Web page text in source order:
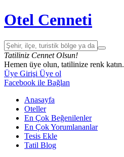
Otel Cenneti
Tatiliniz Cennet Olsun!
Hemen üye olun, tatilinize renk katın.
Üye Girişi Üye ol
Facebook ile Bağlan
Anasayfa
Oteller
En Çok Beğenilenler
En Çok Yorumlananlar
Tesis Ekle
Tatil Blog